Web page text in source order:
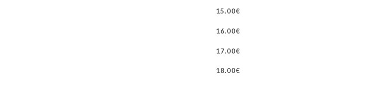
15.00€
16.00€
17.00€
18.00€